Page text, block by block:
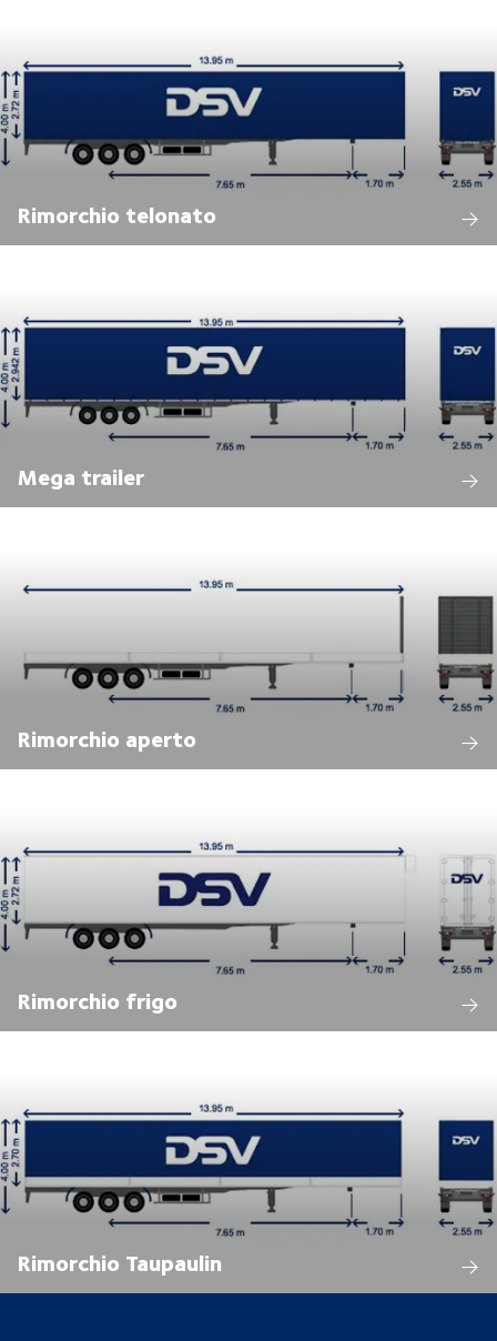
Rimorchio telonato
Mega trailer
Rimorchio aperto
Rimorchio frigo
Rimorchio Taupaulin